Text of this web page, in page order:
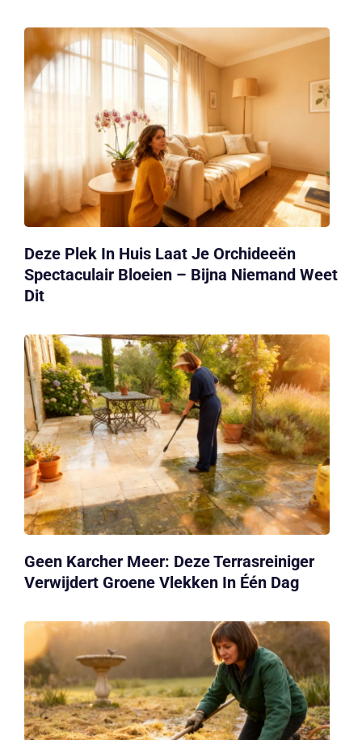
Deze Plek In Huis Laat Je Orchideeën
Spectaculair Bloeien – Bijna Niemand Weet
Dit
Geen Karcher Meer: Deze Terrasreiniger
Verwijdert Groene Vlekken In Één Dag